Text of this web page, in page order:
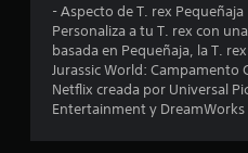
- Aspecto de T. rex Pequeñaja
Personaliza a tu T. rex con
basada en Pequeñaja, la T.
Jurassic World: Campamento
Netflix creada por Universal
Entertainment y